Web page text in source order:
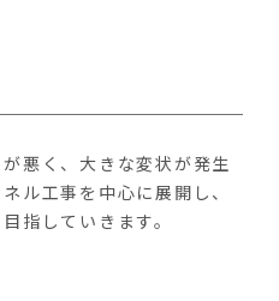
悪く、大きな変状が発生
ル工事を中心に展開し、
指していきます。